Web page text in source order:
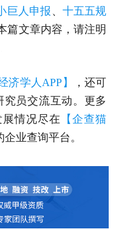
巨人申报 、 十五五规
篇文章内容，请注明
济学人APP】
，还可
究员交流互动。更多
情况尽在
【企查猫
业查询平台。